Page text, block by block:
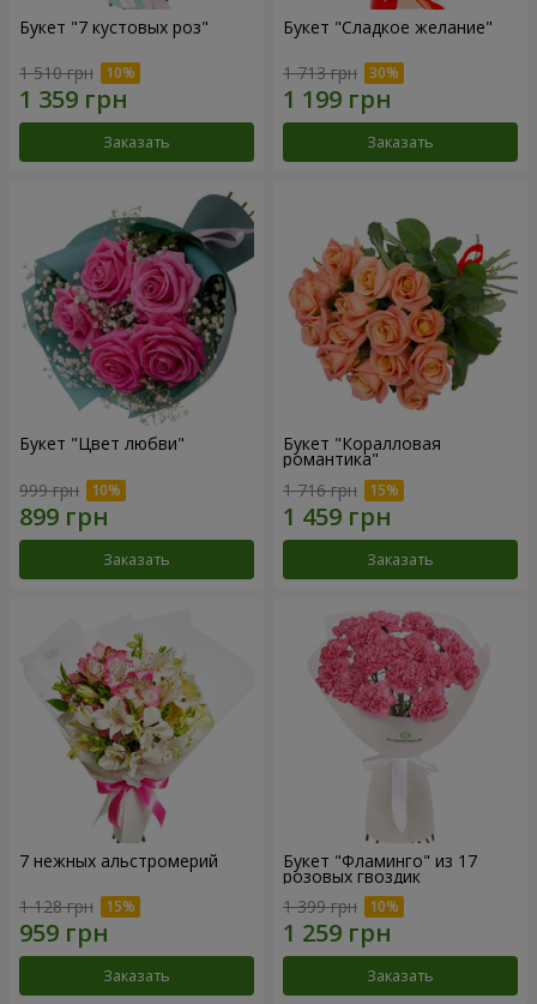
Букет "7 кустовых роз"
1 510 грн
Заказать
Букет "Сладкое желание"
1 713 грн
Заказать
Букет "Цвет любви"
999 грн
Заказать
Букет "Коралловая
романтика"
1 716 грн
Заказать
7 нежных альстромерий
1 128 грн
Заказать
Букет "Фламинго" из 17
розовых гвоздик
1 399 грн
Заказать